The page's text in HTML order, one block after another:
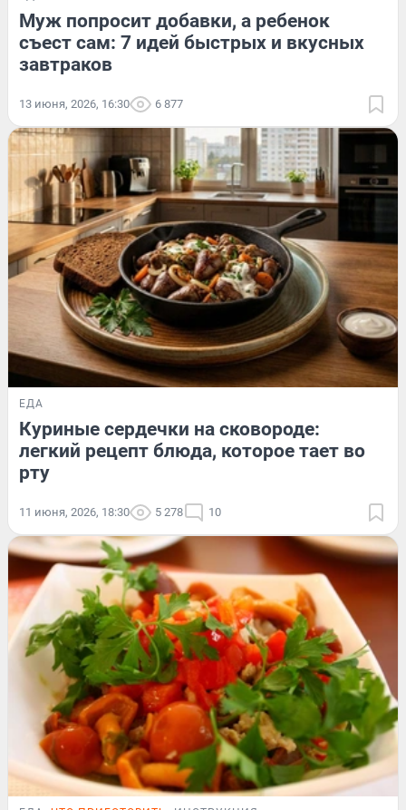
Муж попросит добавки, а ребенок
съест сам: 7 идей быстрых и вкусных
завтраков
13 июня, 2026, 16:30 6 877
ЕДА
Куриные сердечки на сковороде:
легкий рецепт блюда, которое тает во
рту
11 июня, 2026, 18:30 5 278 10